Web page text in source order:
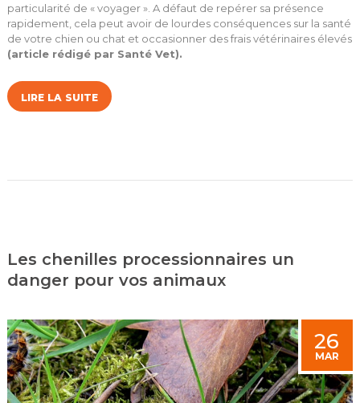
particularité de « voyager ». A défaut de repérer sa présence
rapidement, cela peut avoir de lourdes conséquences sur la santé
de votre chien ou chat et occasionner des frais vétérinaires élevés
(article rédigé par Santé Vet).
LIRE LA SUITE
Les chenilles processionnaires un
danger pour vos animaux
26
MAR